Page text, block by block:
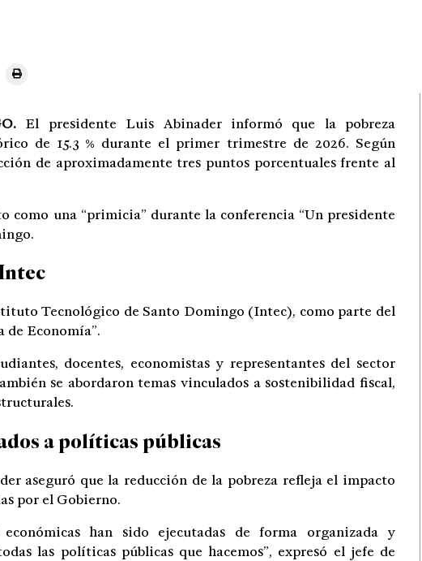
El presidente Luis Abinader informó que la pobreza
de 15.3 % durante el primer trimestre de 2026. Según
de aproximadamente tres puntos porcentuales frente al
como una “primicia” durante la conferencia “Un presidente
Tecnológico de Santo Domingo (Intec), como parte del
de Economía”.
docentes, economistas y representantes del sector
se abordaron temas vinculados a sostenibilidad fiscal,
a políticas públicas
aseguró que la reducción de la pobreza refleja el impacto
por el Gobierno.
han sido ejecutadas de forma organizada y
las políticas públicas que hacemos”, expresó el jefe de